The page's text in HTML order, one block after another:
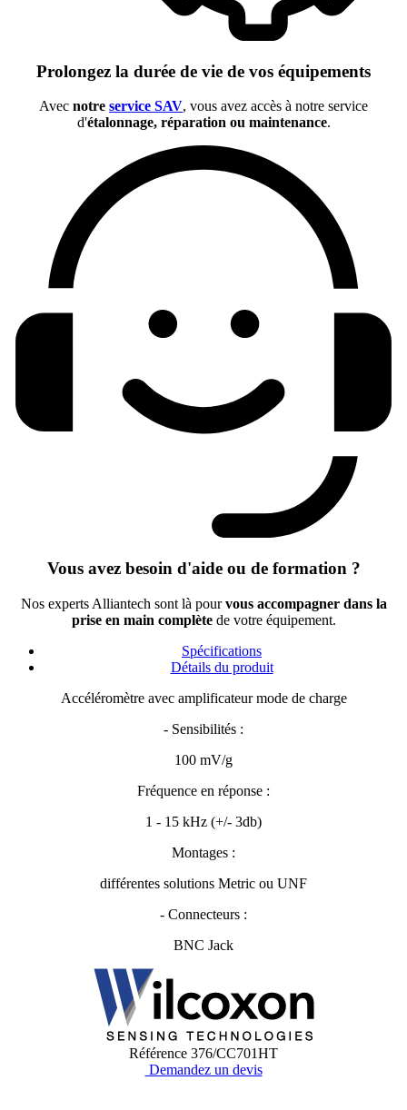
Prolongez la durée de vie de vos équipements
Avec notre service SAV, vous avez accès à notre service
d'étalonnage, réparation ou maintenance.
Vous avez besoin d'aide ou de formation ?
Nos experts Alliantech sont là pourvous accompagner dans la
prise en main complètede votre équipement.
Spécifications
Détails du produit
Accéléromètre avec amplificateur mode de charge
- Sensibilités :
100 mV/g
Fréquence en réponse :
1 - 15 kHz (+/- 3db)
Montages :
différentes solutions Metric ou UNF
- Connecteurs :
BNC Jack
Référence 376/CC701HT
Demandez un devis